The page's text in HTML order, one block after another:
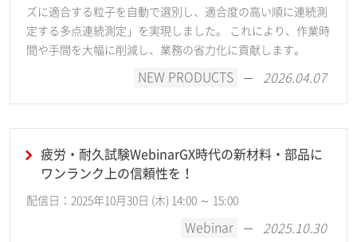
ズに適合する粒子を自動で選別し、適合度の高い順に連続測
定する多点連続測定」を実現しました。 これにより、作業時
間や手間を大幅に削減し、業務の省力化に貢献します。
NEW PRODUCTS 2026.04.07
疲労・耐久試験WebinarGX時代の新材料・部品に
ワンランク上の信頼性を！
配信日：2025年10月30日 (木) 14:00 ～ 15:00
Webinar 2025.10.30